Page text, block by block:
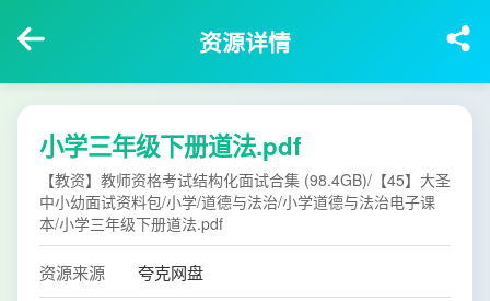
资源详情
小学三年级下册道法.pdf
【教资】教师资格考试结构化面试合集 (98.4GB)/【45】大圣
中小幼面试资料包/小学/道德与法治/小学道德与法治电子课
本/小学三年级下册道法.pdf
资源来源 夸克网盘